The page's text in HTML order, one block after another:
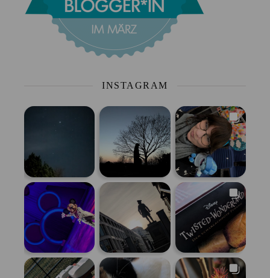
INSTAGRAM